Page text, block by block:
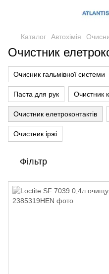
Каталог Автохімія
Очистник
Очисник гальмівної системи
Паста для рук Очистник
Очистник елетроконтактів
Очистник іржі
Фільтр